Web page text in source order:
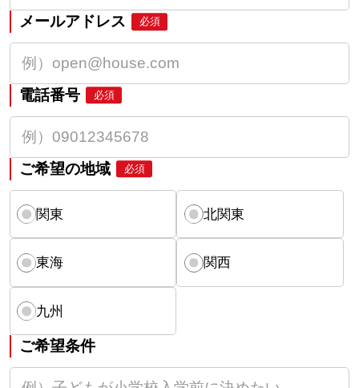
メールアドレス 必須
電話番号 必須
ご希望の地域 必須
関東 北関東
東海 関西
九州
ご希望条件